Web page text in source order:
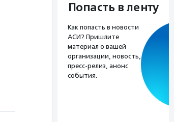
Попасть в ленту
Как попасть в новости
АСИ? Пришлите
материал о вашей
организации, новость,
пресс-релиз, анонс
события.